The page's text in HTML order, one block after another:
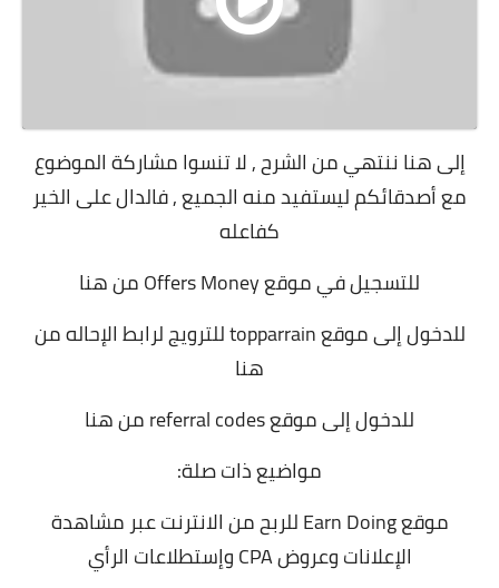
إلى هنا ننتهي من الشرح , لا تنسوا مشاركة الموضوع
مع أصدقائكم ليستفيد منه الجميع , فالدال على الخير
كفاعله
للتسجيل في موقع Offers Money
من هنا
للدخول إلى موقع topparrain للترويج لرابط الإحاله
من
هنا
للدخول إلى موقعreferral codesمن هنا
مواضيع ذات صلة:
موقع Earn Doing للربح من الانترنت عبر مشاهدة
الإعلانات وعروض CPA وإستطلاعات الرأي